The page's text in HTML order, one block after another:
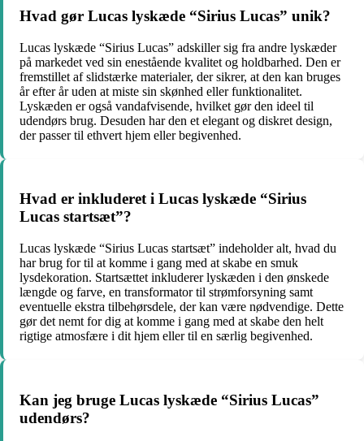
Hvad gør Lucas lyskæde “Sirius Lucas” unik?
Lucas lyskæde “Sirius Lucas” adskiller sig fra andre lyskæder
på markedet ved sin enestående kvalitet og holdbarhed. Den er
fremstillet af slidstærke materialer, der sikrer, at den kan bruges
år efter år uden at miste sin skønhed eller funktionalitet.
Lyskæden er også vandafvisende, hvilket gør den ideel til
udendørs brug. Desuden har den et elegant og diskret design,
der passer til ethvert hjem eller begivenhed.
Hvad er inkluderet i Lucas lyskæde “Sirius
Lucas startsæt”?
Lucas lyskæde “Sirius Lucas startsæt” indeholder alt, hvad du
har brug for til at komme i gang med at skabe en smuk
lysdekoration. Startsættet inkluderer lyskæden i den ønskede
længde og farve, en transformator til strømforsyning samt
eventuelle ekstra tilbehørsdele, der kan være nødvendige. Dette
gør det nemt for dig at komme i gang med at skabe den helt
rigtige atmosfære i dit hjem eller til en særlig begivenhed.
Kan jeg bruge Lucas lyskæde “Sirius Lucas”
udendørs?